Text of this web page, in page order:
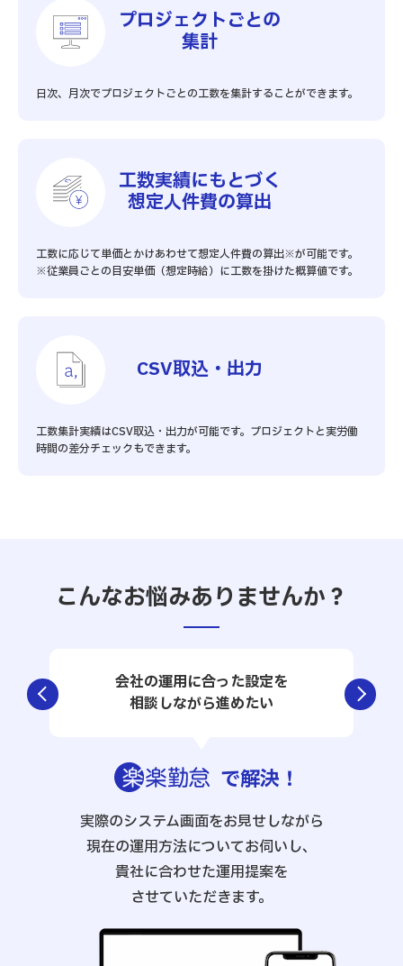
プロジェクトごとの
集計
日次、月次でプロジェクトごとの工数を集計することができます。
工数実績にもとづく
想定人件費の算出
工数に応じて単価とかけあわせて想定人件費の算出※が可能です。
※従業員ごとの目安単価（想定時給）に工数を掛けた概算値です。
CSV取込・出力
工数集計実績はCSV取込・出力が可能です。プロジェクトと実労働
時間の差分チェックもできます。
こんなお悩みありませんか？
で解決 ！
会社の運用に合った設定を
相談しながら進めたい
実際のシステム画面をお見せしながら
現在の運用方法についてお伺いし、
貴社に合わせた運用提案を
させていただきます。